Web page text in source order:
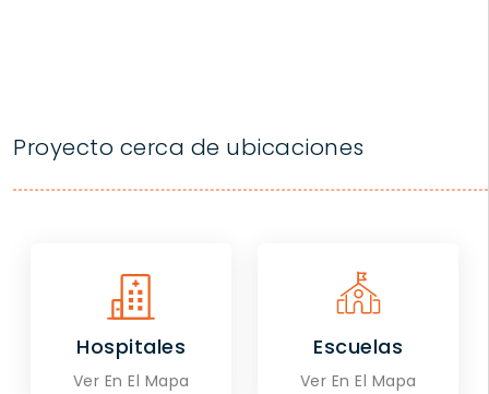
Proyecto cerca de ubicaciones
Hospitales
Ver En El Mapa
Escuelas
Ver En El Mapa